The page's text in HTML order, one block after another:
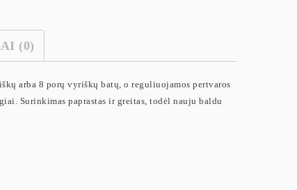
(0)
arba 8 porų vyriškų batų, o reguliuojamos pertvaros
Surinkimas paprastas ir greitas, todėl nauju baldu